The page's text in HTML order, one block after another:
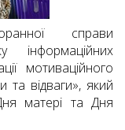
справи
інформаційних
мотиваційного
та відваги», який
матері та Дня